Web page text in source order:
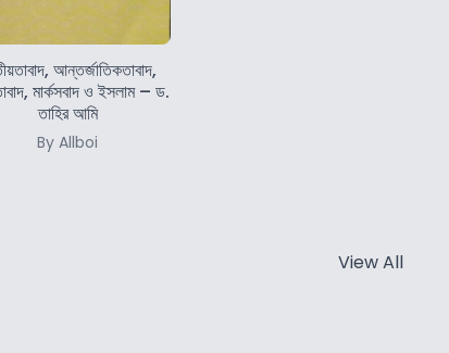
আন্তর্জাতিকতাবাদ,
মার্কসবাদ ও ইসলাম – ড.
তাহির আমি
By Allboi
View All